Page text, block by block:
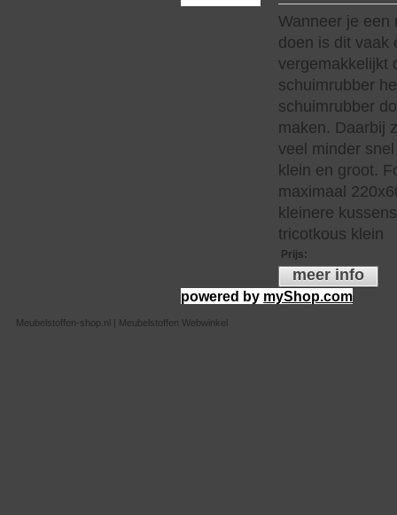
Wanneer je een
doen is dit vaak
vergemakkelijkt
schuimrubber
schuimrubber
maken. Daarbij
veel minder
klein en groot.
maximaal
kleinere
tricotkous klein
Prijs:
meer info
powered by myShop.com
Meubelstoffen-shop.nl | Meubelstoffen Webwinkel